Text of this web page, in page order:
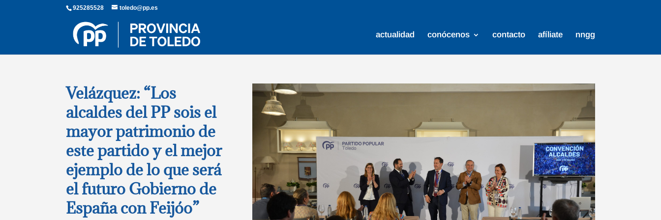
925285528 toledo@pp.es
actualidad conócenos contacto afíliate nngg
Velázquez: “Los
alcaldes del PP sois el
mayor patrimonio de
este partido y el mejor
ejemplo de lo que será
el futuro Gobierno de
España con Feijóo”